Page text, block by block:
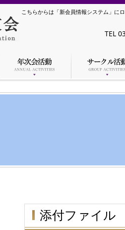
こちらからは「新会員情報システム」に
TEL
添付ファイル